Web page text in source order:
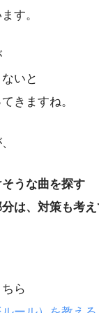
す。
いと
きますね。
うな曲を探す
は、対策も考
ら